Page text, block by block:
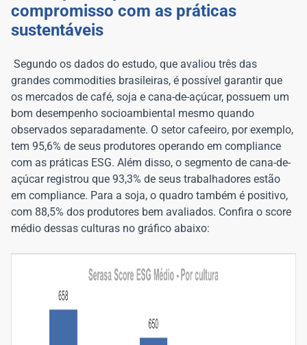
compromisso com as práticas
sustentáveis
Segundo os dados do estudo, que avaliou três das
grandes commodities brasileiras, é possível garantir que
os mercados de café, soja e cana-de-açúcar, possuem um
bom desempenho socioambiental mesmo quando
observados separadamente. O setor cafeeiro, por exemplo,
tem 95,6% de seus produtores operando em compliance
com as práticas ESG. Além disso, o segmento de cana-de-
açúcar registrou que 93,3% de seus trabalhadores estão
em compliance. Para a soja, o quadro também é positivo,
com 88,5% dos produtores bem avaliados. Confira o score
médio dessas culturas no gráfico abaixo: